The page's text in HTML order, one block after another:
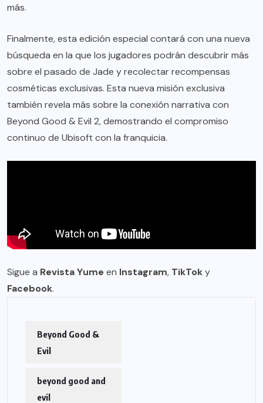
más.
Finalmente, esta edición especial contará con una nueva
búsqueda en la que los jugadores podrán descubrir más
sobre el pasado de Jade y recolectar recompensas
cosméticas exclusivas. Esta nueva misión exclusiva
también revela más sobre la conexión narrativa con
Beyond Good & Evil 2, demostrando el compromiso
continuo de Ubisoft con la franquicia.
Sigue a Revista Yume en Instagram, TikToky
Facebook.
Beyond Good &
Evil
beyond good and
evil